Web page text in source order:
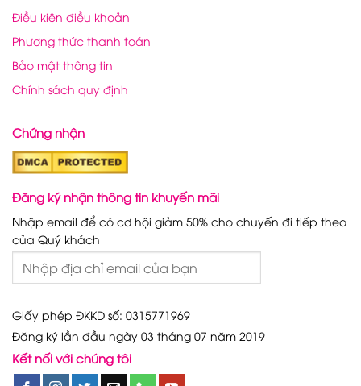
Điều kiện điều khoản
Phương thức thanh toán
Bảo mật thông tin
Chính sách quy định
Chứng nhận
Đăng ký nhận thông tin khuyến mãi
Nhập email để có cơ hội giảm 50% cho chuyến đi tiếp theo
của Quý khách
Giấy phép ĐKKD số: 0315771969
Đăng ký lần đầu ngày 03 tháng 07 năm 2019
Kết nối với chúng tôi